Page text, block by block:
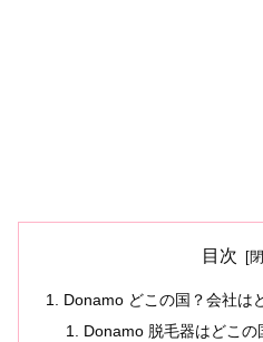
目次
Donamo どこの国？会社は
Donamo 脱毛器はどこ